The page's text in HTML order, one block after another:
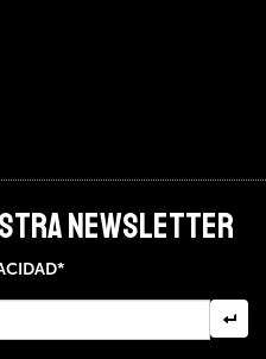
NEWSLETTER